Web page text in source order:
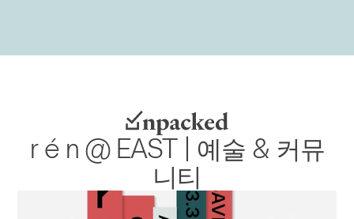
r é n @ EAST | 예술 & 커뮤
니티